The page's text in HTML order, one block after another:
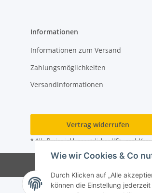
Wie wir Cookies & Co
Durch Klicken auf „Alle
können die Einstellung
Informationen
Informationen zum Versand
Zahlungsmöglichkeiten
Versandinformationen
Vertrag widerrufen
* Alle Preise inkl. gesetzlicher USt., zzgl.